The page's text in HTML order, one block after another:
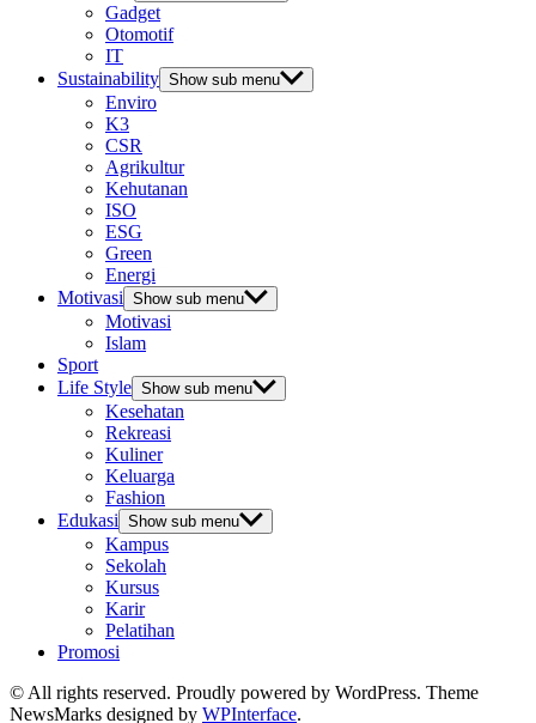
Gadget
Otomotif
IT
Sustainability Show sub menu
Enviro
K3
CSR
Agrikultur
Kehutanan
ISO
ESG
Green
Energi
Motivasi Show sub menu
Motivasi
Islam
Sport
Life Style Show sub menu
Kesehatan
Rekreasi
Kuliner
Keluarga
Fashion
Edukasi Show sub menu
Kampus
Sekolah
Kursus
Karir
Pelatihan
Promosi
© All rights reserved. Proudly powered by WordPress. Theme
NewsMarks designed by WPInterface.